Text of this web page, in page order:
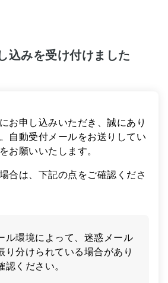
込みを受け付けました
お申し込みいただき、誠にあり
自動受付メールをお送りしてい
お願いいたします。
合は、下記の点をご確認くださ
ル環境によって、迷惑メール
り分けられている場合があり
認ください。